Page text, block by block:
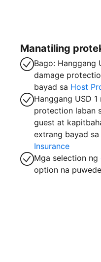
Manatiling
Bago: Hanggang
damage
bayad sa Host
Hanggang USD
protection laban
guest at
extrang bayad sa
Insurance
Mga selection ng
option na